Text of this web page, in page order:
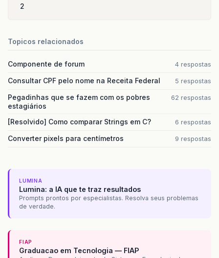
2
Topicos relacionados
Componente de forum 4 respostas
Consultar CPF pelo nome na Receita Federal 5 respostas
Pegadinhas que se fazem com os pobres
estagiários
62 respostas
[Resolvido] Como comparar Strings em C? 6 respostas
Converter pixels para centímetros 9 respostas
LUMINA
Lumina: a IA que te traz resultados
Prompts prontos por especialistas. Resolva seus problemas
de verdade.
FIAP
Graduacao em Tecnologia — FIAP